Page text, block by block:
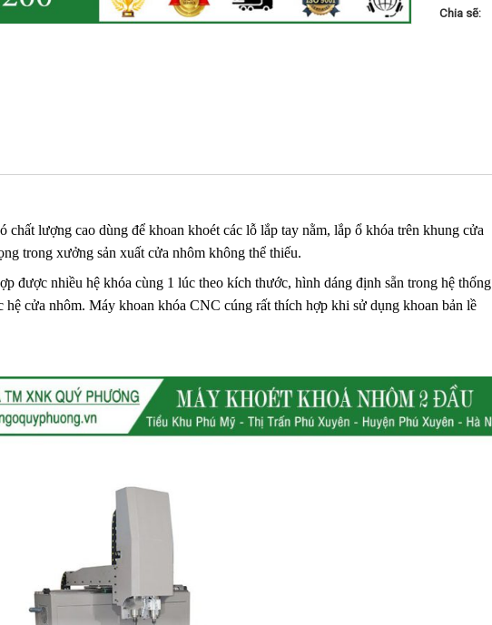
Chia sẽ:
lượng cao dùng để khoan khoét các lỗ lắp tay nằm, lắp ổ khóa trên khung cửa
trong xưởng sản xuất cửa nhôm không thể thiếu.
được nhiều hệ khóa cùng 1 lúc theo kích thước, hình dáng định sẵn trong hệ thống
hệ cửa nhôm. Máy khoan khóa CNC cúng rất thích hợp khi sử dụng khoan bản lề